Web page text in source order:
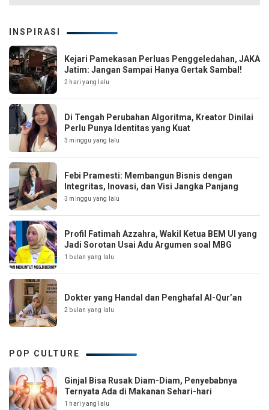
INSPIRASI
Kejari Pamekasan Perluas Penggeledahan, JAKA
Jatim: Jangan Sampai Hanya Gertak Sambal!
2 hari yang lalu
Di Tengah Perubahan Algoritma, Kreator Dinilai
Perlu Punya Identitas yang Kuat
3 minggu yang lalu
Febi Pramesti: Membangun Bisnis dengan
Integritas, Inovasi, dan Visi Jangka Panjang
3 minggu yang lalu
Profil Fatimah Azzahra, Wakil Ketua BEM UI yang
Jadi Sorotan Usai Adu Argumen soal MBG
1 bulan yang lalu
Dokter yang Handal dan Penghafal Al-Qur’an
2 bulan yang lalu
POP CULTURE
Ginjal Bisa Rusak Diam-Diam, Penyebabnya
Ternyata Ada di Makanan Sehari-hari
1 hari yang lalu